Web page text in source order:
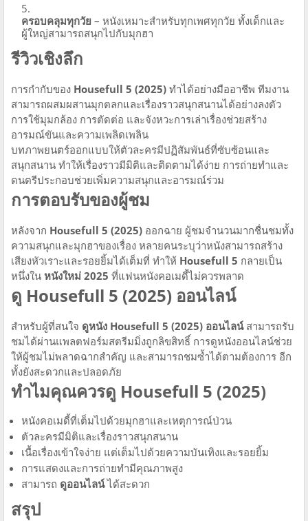
ครอบคลุมทุกวัย – หนังเหมาะสำหรับทุกเพศทุกวัย ทั้งเด็กและ
ผู้ใหญ่สามารถสนุกไปกับมุกฮา
รีวิวเชิงลึก
การกำกับของ Housefull 5 (2025) ทำได้อย่างมืออาชีพ ทีมงาน
สามารถผสมผสานมุกตลกและเรื่องราวสนุกสนานได้อย่างลงตัว
การใช้มุมกล้อง การตัดต่อ และจังหวะการเล่าเรื่องช่วยสร้าง
อารมณ์ขันและความเพลิดเพลิน
บทภาพยนตร์ออกแบบให้ตัวละครมีปฏิสัมพันธ์ที่ซับซ้อนและ
สนุกสนาน ทำให้เรื่องราวมีมิติและติดตามได้ง่าย การถ่ายทำและ
ดนตรีประกอบช่วยเพิ่มความสนุกและอารมณ์ร่วม
การตอบรับของผู้ชม
หลังจาก Housefull 5 (2025) ออกฉาย ผู้ชมจำนวนมากชื่นชมทั้ง
ความสนุกและมุกฮาของเรื่อง หลายคนระบุว่าหนังสามารถสร้าง
เสียงหัวเราะและรอยยิ้มได้เต็มที่ ทำให้ Housefull 5 กลายเป็น
หนึ่งใน หนังใหม่ 2025 ที่แฟนหนังคอเมดี้ไม่ควรพลาด
ดู Housefull 5 (2025) ออนไลน์
สำหรับผู้ที่สนใจ ดูหนัง Housefull 5 (2025) ออนไลน์สามารถรับ
ชมได้ผ่านแพลตฟอร์มสตรีมมิ่งถูกลิขสิทธิ์ การดูหนังออนไลน์ช่วย
ให้ผู้ชมไม่พลาดฉากสำคัญ และสามารถชมซ้ำได้ตามต้องการ อีก
ทั้งยังสะดวกและปลอดภัย
ทำไมคุณควรดู Housefull 5 (2025)
หนังคอเมดี้ที่เต็มไปด้วยมุกฮาและเหตุการณ์ป่วน
ตัวละครมีมิติและเรื่องราวสนุกสนาน
เนื้อเรื่องเข้าใจง่าย แต่เต็มไปด้วยความบันเทิงและรอยยิ้ม
การแสดงและการถ่ายทำมีคุณภาพสูง
สามารถ ดูออนไลน์ได้สะดวก
สรุป